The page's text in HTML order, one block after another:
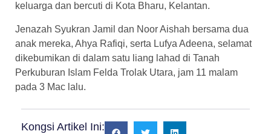
keluarga dan bercuti di Kota Bharu, Kelantan.
Jenazah Syukran Jamil dan Noor Aishah bersama dua
anak mereka, Ahya Rafiqi, serta Lufya Adeena, selamat
dikebumikan di dalam satu liang lahad di Tanah
Perkuburan Islam Felda Trolak Utara, jam 11 malam
pada 3 Mac lalu.
Kongsi Artikel Ini: